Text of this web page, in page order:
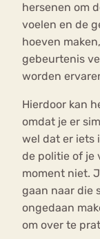
hersenen om
voelen en de
hoeven
gebeurtenis
worden
Hierdoor kan
omdat je er
wel dat er iets
de politie of je
moment niet.
gaan naar die
ongedaan
om over te